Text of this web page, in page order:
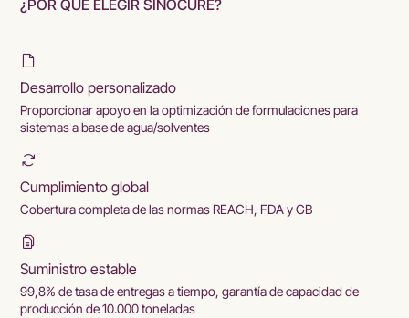
¿POR QUÉ ELEGIR SINOCURE?
Desarrollo personalizado
Proporcionar apoyo en la optimización de formulaciones para
sistemas a base de agua/solventes
Cumplimiento global
Cobertura completa de las normas REACH, FDA y GB
Suministro estable
99,8% de tasa de entregas a tiempo, garantía de capacidad de
producción de 10.000 toneladas